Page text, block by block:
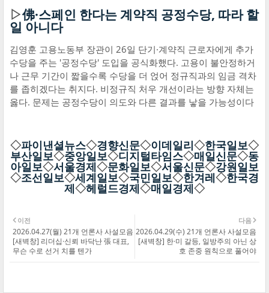
▷佛·스페인 한다는 계약직 공정수당, 따라 할
일 아니다
김영훈 고용노동부 장관이 26일 단기·계약직 근로자에게 추가
수당을 주는 '공정수당' 도입을 공식화했다. 고용이 불안정하거
나 근무 기간이 짧을수록 수당을 더 얹어 정규직과의 임금 격차
를 좁히겠다는 취지다. 비정규직 처우 개선이라는 방향 자체는
옳다. 문제는 공정수당이 의도와 다른 결과를 낳을 가능성이다
◇파이낸셜뉴스◇경향신문◇이데일리◇한국일보◇
부산일보◇중앙일보◇디지털타임스◇매일신문◇동
아일보◇서울경제◇문화일보◇서울신문◇강원일보
◇조선일보◇세계일보◇국민일보◇한겨레◇한국경
제◇헤럴드경제◇매일경제◇
다음
2026.04.29(수) 21개 언론사 사설모음
[새벽창] 한·미 갈등, 일방주의 아닌 상
호 존중 원칙으로 풀어야
이전
2026.04.27(월) 21개 언론사 사설모음
[새벽창] 리더십·신뢰 바닥난 張 대표,
무슨 수로 선거 치를 텐가